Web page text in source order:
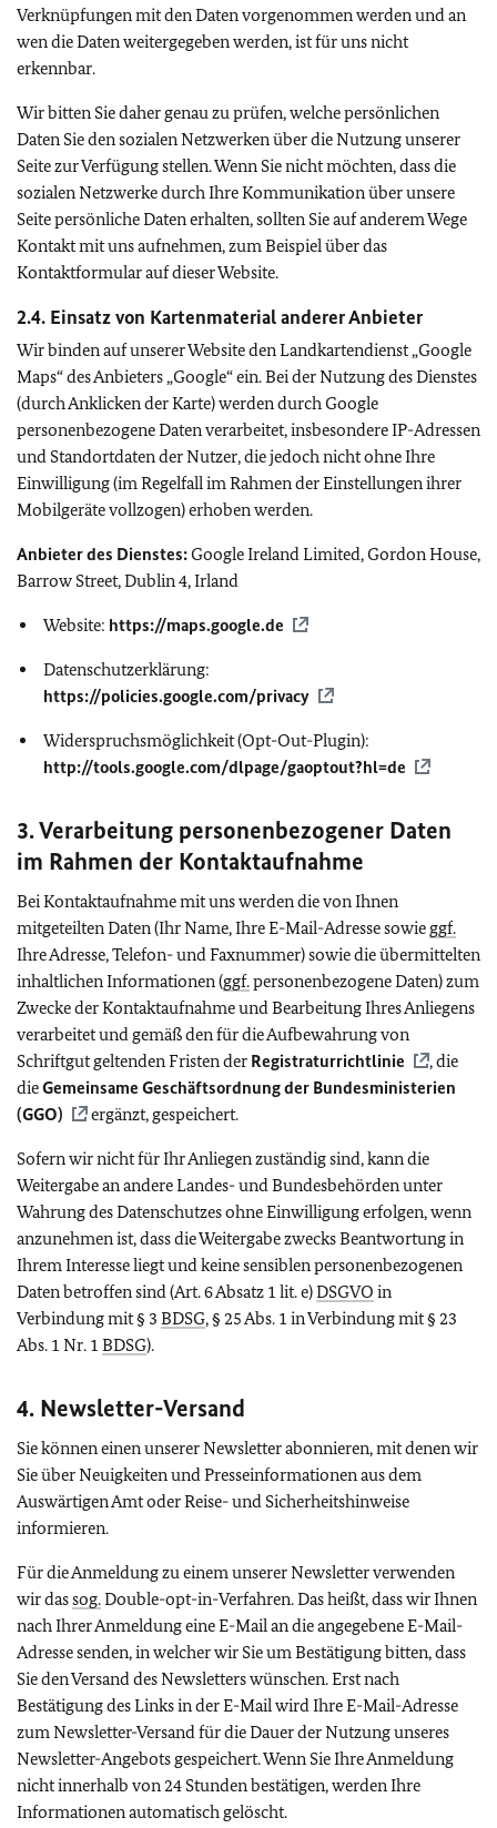
Verknüpfungen mit den Daten vorgenommen werden und an
wen die Daten weitergegeben werden, ist für uns nicht
erkennbar.
Wir bitten Sie daher genau zu prüfen, welche persönlichen
Daten Sie den sozialen Netzwerken über die Nutzung unserer
Seite zur Verfügung stellen. Wenn Sie nicht möchten, dass die
sozialen Netzwerke durch Ihre Kommunikation über unsere
Seite persönliche Daten erhalten, sollten Sie auf anderem Wege
Kontakt mit uns aufnehmen, zum Beispiel über das
Kontaktformular auf dieser Website.
2.4. Einsatz von Kartenmaterial anderer Anbieter
Wir binden auf unserer Website den Landkartendienst „Google
Maps“ des Anbieters „Google“ ein. Bei der Nutzung des Dienstes
(durch Anklicken der Karte) werden durchGoogle
personenbezogene Daten verarbeitet, insbesondere IP-Adressen
und Standortdaten der Nutzer, die jedoch nicht ohne Ihre
Einwilligung (im Regelfall im Rahmen der Einstellungen ihrer
Mobilgeräte vollzogen) erhoben werden.
Anbieter des Dienstes:Google Ireland Limited, Gordon House,
Barrow Street, Dublin 4, Irland
Website: https://maps.google.de
Datenschutzerklärung:
https://policies.google.com/privacy
Widerspruchsmöglichkeit (Opt-Out-Plugin):
http://tools.google.com/dlpage/gaoptout?hl=de
3. Verarbeitung personenbezogener Daten
im Rahmen der Kontaktaufnahme
Bei Kontaktaufnahme mit uns werden die von Ihnen
mitgeteilten Daten (Ihr Name, Ihre E-Mail-Adresse sowie ggf.
Ihre Adresse, Telefon- und Faxnummer) sowie die übermittelten
inhaltlichen Informationen (ggf.personenbezogene Daten) zum
Zwecke der Kontaktaufnahme und Bearbeitung Ihres Anliegens
verarbeitet und gemäß den für die Aufbewahrung von
Schriftgut geltenden Fristen der Registraturrichtlinie
, die
dieGemeinsame Geschäftsordnung der Bundesministerien
(GGO)
ergänzt, gespeichert.
Sofern wir nicht für Ihr Anliegen zuständig sind, kann die
Weitergabe an andere Landes- und Bundesbehörden unter
Wahrung des Datenschutzes ohne Einwilligung erfolgen, wenn
anzunehmen ist, dass die Weitergabe zwecks Beantwortung in
Ihrem Interesse liegt und keine sensiblen personenbezogenen
Daten betroffen sind (Art. 6 Absatz 1 lit. e)DSGVO in
Verbindung mit § 3 BDSG, § 25 Abs. 1 in Verbindung mit § 23
Abs. 1 Nr. 1 BDSG).
4. Newsletter-Versand
Sie können einen unserer Newsletter abonnieren, mit denen wir
Sie über Neuigkeiten und Presseinformationen aus dem
Auswärtigen Amt oder Reise- und Sicherheitshinweise
informieren.
Für die Anmeldung zu einem unserer Newsletter verwenden
wir dassog.Double-opt-in-Verfahren. Das heißt, dass wir Ihnen
nach Ihrer Anmeldung eine E-Mail an die angegebene E-Mail-
Adresse senden, in welcher wir Sie um Bestätigung bitten, dass
Sie den Versand des Newsletters wünschen. Erst nach
Bestätigung des Links in der E-Mail wird Ihre E-Mail-Adresse
zum Newsletter-Versand für die Dauer der Nutzung unseres
Newsletter-Angebots gespeichert. Wenn Sie Ihre Anmeldung
nicht innerhalb von 24 Stunden bestätigen, werden Ihre
Informationen automatisch gelöscht.